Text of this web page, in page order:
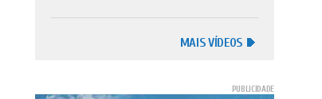
MAIS VÍDEOS